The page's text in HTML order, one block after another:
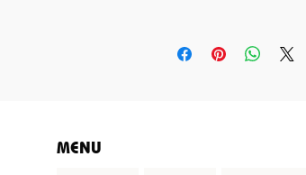
MENU